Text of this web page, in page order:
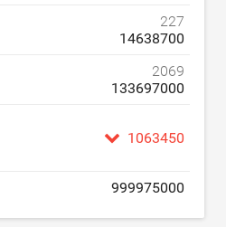
227
14638700
2069
133697000
1063450
999975000